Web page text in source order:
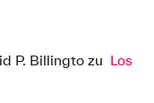
P. Billingto zu Los